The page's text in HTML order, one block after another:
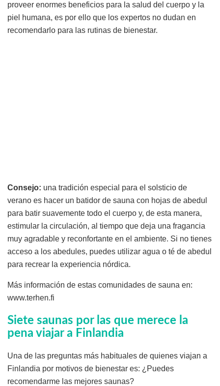
proveer enormes beneficios para la salud del cuerpo y la
piel humana, es por ello que los expertos no dudan en
recomendarlo para las rutinas de bienestar.
Consejo: una tradición especial para el solsticio de
verano es hacer un batidor de sauna con hojas de abedul
para batir suavemente todo el cuerpo y, de esta manera,
estimular la circulación, al tiempo que deja una fragancia
muy agradable y reconfortante en el ambiente. Si no tienes
acceso a los abedules, puedes utilizar agua o té de abedul
para recrear la experiencia nórdica.
Más información de estas comunidades de sauna en:
www.terhen.fi
Siete saunas por las que merece la
pena viajar a Finlandia
Una de las preguntas más habituales de quienes viajan a
Finlandia por motivos de bienestar es: ¿Puedes
recomendarme las mejores saunas?